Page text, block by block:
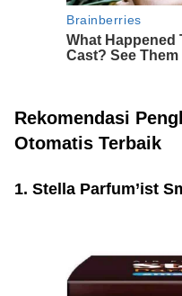
Rekomendasi
Otomatis Terbaik
1. Stella Parfum’ist